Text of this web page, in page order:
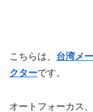
こちらは、 台湾メ
クターです。
オートフォーカス